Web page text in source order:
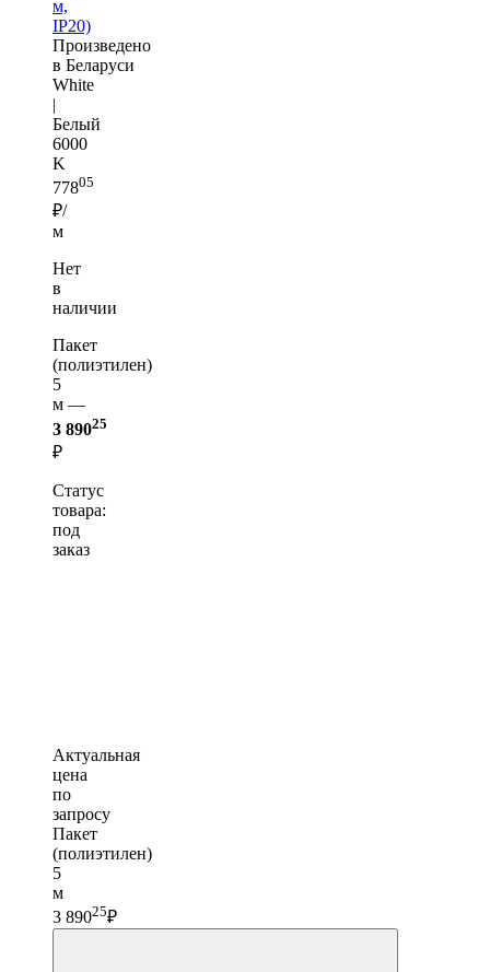
м,
IP20)
Произведено
в Беларуси
White
|
Белый
6000
K
77805
₽/
м
Нет
в
наличии
Пакет
(полиэтилен)
5
м —
3 89025
₽
Статус
товара:
под
заказ
Актуальная
цена
по
запросу
Пакет
(полиэтилен)
5
м
3 89025₽